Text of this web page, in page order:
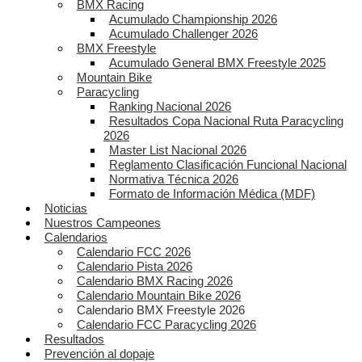
BMX Racing
Acumulado Championship 2026
Acumulado Challenger 2026
BMX Freestyle
Acumulado General BMX Freestyle 2025
Mountain Bike
Paracycling
Ranking Nacional 2026
Resultados Copa Nacional Ruta Paracycling
2026
Master List Nacional 2026
Reglamento Clasificación Funcional Nacional
Normativa Técnica 2026
Formato de Información Médica (MDF)
Noticias
Nuestros Campeones
Calendarios
Calendario FCC 2026
Calendario Pista 2026
Calendario BMX Racing 2026
Calendario Mountain Bike 2026
Calendario BMX Freestyle 2026
Calendario FCC Paracycling 2026
Resultados
Prevención al dopaje